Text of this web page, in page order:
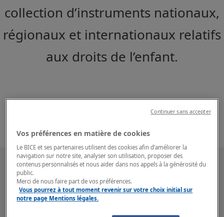
collection d’instruments nationaux,
régionaux et internationaux relatifs
aux droits de l’enfant.
Nos domaines de
Vos préférences en matière de cookies
Le BICE et ses partenaires utilisent des cookies afin d’améliorer la
navigation sur notre site, analyser son utilisation, proposer des
contenus personnalisés et nous aider dans nos appels à la générosité du
public.
Merci de nous faire part de vos préférences.
Vous pourrez à tout moment revenir sur votre choix initial sur
notre page Mentions légales.
Continuer sans accepter